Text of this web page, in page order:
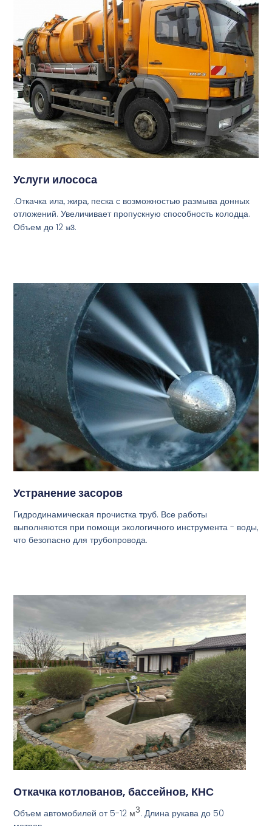
Услуги илососа
.Откачка ила, жира, песка с возможностью размыва донных
отложений. Увеличивает пропускную способность колодца.
Объем до 12м3.
Устранение засоров
Гидродинамическая прочистка труб. Все работы
выполняются при помощи экологичного инструмента - воды,
что безопасно для трубопровода.
Откачка котлованов, бассейнов, КНС
Объем автомобилей от 5-12 м3. Длина рукава до 50